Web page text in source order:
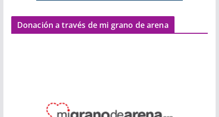
Donación a través de mi grano de arena